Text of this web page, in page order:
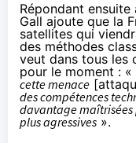
Répondant ensuite
Gall ajoute que la
satellites qui
des méthodes
veut dans tous les
pour le moment : «
cette menace
des compétences
davantage maîtrisées
plus agressives ».